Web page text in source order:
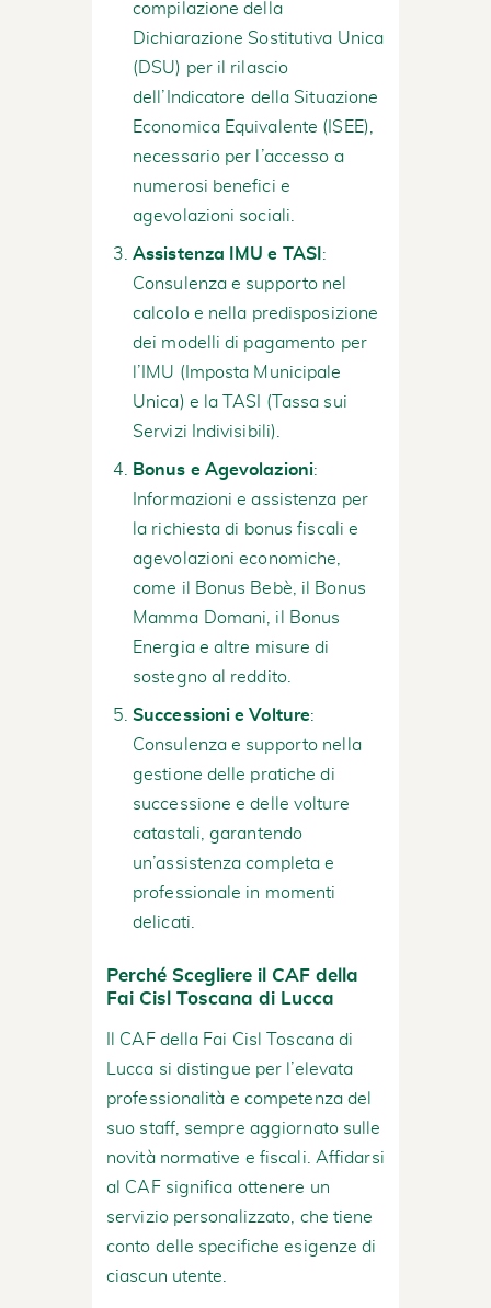
compilazione della
Dichiarazione Sostitutiva Unica
(DSU) per il rilascio
dell’Indicatore della Situazione
Economica Equivalente (ISEE),
necessario per l’accesso a
numerosi benefici e
agevolazioni sociali.
Assistenza IMU e TASI :
Consulenza e supporto nel
calcolo e nella predisposizione
dei modelli di pagamento per
l’IMU (Imposta Municipale
Unica) e la TASI (Tassa sui
Servizi Indivisibili).
Bonus e Agevolazioni:
Informazioni e assistenza per
la richiesta di bonus fiscali e
agevolazioni economiche,
come il Bonus Bebè, il Bonus
Mamma Domani, il Bonus
Energia e altre misure di
sostegno al reddito.
Successioni e Volture:
Consulenza e supporto nella
gestione delle pratiche di
successione e delle volture
catastali, garantendo
un’assistenza completa e
professionale in momenti
delicati.
Perché Scegliere il CAF della
Fai Cisl Toscana di Lucca
Il CAF della Fai Cisl Toscana di
Lucca si distingue per l’elevata
professionalità e competenza del
suo staff, sempre aggiornato sulle
novità normative e fiscali. Affidarsi
al CAF significa ottenere un
servizio personalizzato, che tiene
conto delle specifiche esigenze di
ciascun utente.